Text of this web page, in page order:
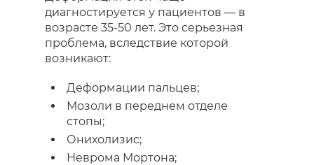
диагностируется у пациентов — в
возрасте 35-50 лет. Это серьезная
проблема, вследствие которой
возникают:
Деформации пальцев;
Мозоли в переднем отделе
стопы;
Онихолизис;
Неврома Мортона;